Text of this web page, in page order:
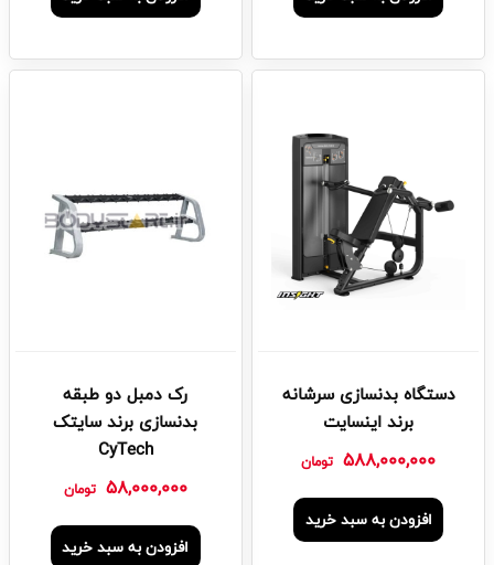
دستگاه بدنسازی سرشانه
برند اینسایت
588,000,000 تومان
افزودن به سبد خرید
رک دمبل دو طبقه
بدنسازی برند سایتک
CyTech
58,000,000 تومان
افزودن به سبد خرید